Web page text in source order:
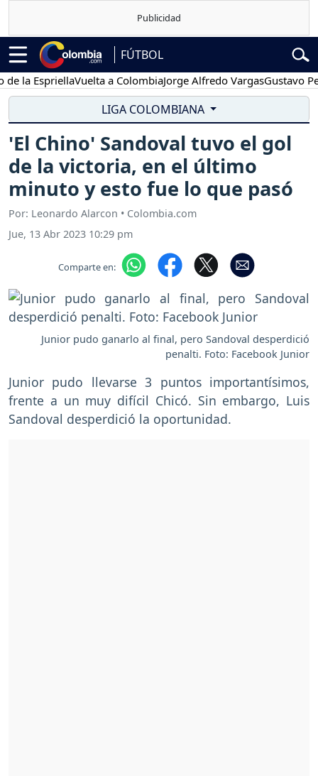
FÚTBOL
Vuelta a ColombiaJorge Alfredo VargasGustavo Petro
LIGA COLOMBIANA
'El Chino' Sandoval tuvo el gol
de la victoria, en el último
minuto y esto fue lo que pasó
Por: Leonardo Alarcon • Colombia.com
Jue, 13 Abr 2023 10:29 pm
Comparte en:
Junior pudo ganarlo al final, pero Sandoval desperdició
penalti. Foto: Facebook Junior
Junior pudo llevarse 3 puntos importantísimos,
frente a un muy difícil Chicó. Sin embargo, Luis
Sandoval desperdició la oportunidad.